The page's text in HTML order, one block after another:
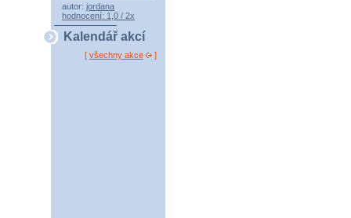
autor: jordana
hodnocení: 1,0 / 2x
Kalendář akcí
[ všechny akce ]